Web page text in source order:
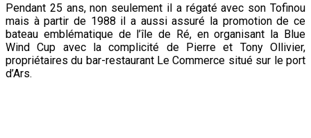
Pendant 25 ans, non seulement il a régaté avec son Tofinou
mais à partir de 1988 il a aussi assuré la promotion de ce
bateau emblématique de l’île de Ré, en organisant la Blue
Wind Cup avec la complicité de Pierre et Tony Ollivier,
propriétaires du bar-restaurant Le Commerce situé sur le port
d’Ars.